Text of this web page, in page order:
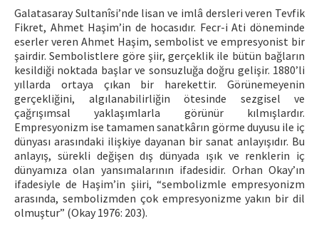
Galatasaray Sultanîsi’nde lisan ve imlâ dersleri veren Tevfik
Fikret, Ahmet Haşim’in de hocasıdır. Fecr-i Ati döneminde
eserler veren Ahmet Haşim, sembolist ve empresyonist bir
şairdir. Sembolistlere göre şiir, gerçeklik ile bütün bağların
kesildiği noktada başlar ve sonsuzluğa doğru gelişir. 1880’li
yıllarda ortaya çıkan bir harekettir. Görünemeyenin
gerçekliğini, algılanabilirliğin ötesinde sezgisel ve
çağrışımsal yaklaşımlarla görünür kılmışlardır.
Empresyonizm ise tamamen sanatkârın görme duyusu ile iç
dünyası arasındaki ilişkiye dayanan bir sanat anlayışıdır. Bu
anlayış, sürekli değişen dış dünyada ışık ve renklerin iç
dünyamıza olan yansımalarının ifadesidir. Orhan Okay’ın
ifadesiyle de Haşim’in şiiri, “sembolizmle empresyonizm
arasında, sembolizmden çok empresyonizme yakın bir dil
olmuştur” (Okay 1976: 203).